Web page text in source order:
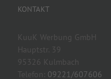
KONTAKT
KuuK Werbung GmbH
Hauptstr. 39
95326 Kulmbach
Telefon: 09221/607606